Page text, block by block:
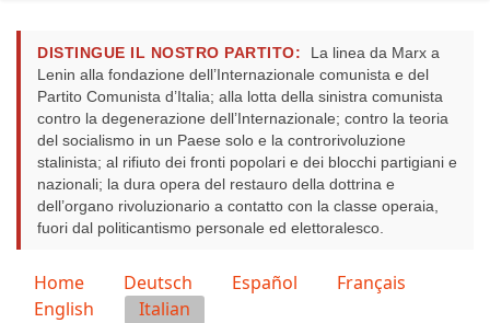
DISTINGUE IL NOSTRO PARTITO:
La linea da Marx a
Lenin alla fondazione dell’Internazionale comunista e del
Partito Comunista d’Italia; alla lotta della sinistra comunista
contro la degenerazione dell’Internazionale; contro la teoria
del socialismo in un Paese solo e la controrivoluzione
stalinista; al rifiuto dei fronti popolari e dei blocchi partigiani e
nazionali; la dura opera del restauro della dottrina e
dell’organo rivoluzionario a contatto con la classe operaia,
fuori dal politicantismo personale ed elettoralesco.
Seleziona la tua lingua
Home Deutsch Español
Français
English
Italian